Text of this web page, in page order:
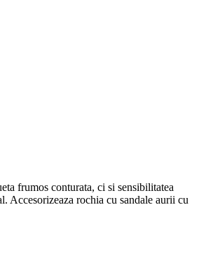
frumos conturata, ci si sensibilitatea
Accesorizeaza rochia cu sandale aurii cu